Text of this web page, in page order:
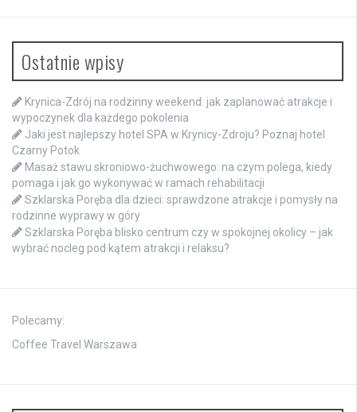
Ostatnie wpisy
Krynica-Zdrój na rodzinny weekend: jak zaplanować atrakcje i
wypoczynek dla każdego pokolenia
Jaki jest najlepszy hotel SPA w Krynicy-Zdroju? Poznaj hotel
Czarny Potok
Masaż stawu skroniowo-żuchwowego: na czym polega, kiedy
pomaga i jak go wykonywać w ramach rehabilitacji
Szklarska Poręba dla dzieci: sprawdzone atrakcje i pomysły na
rodzinne wyprawy w góry
Szklarska Poręba blisko centrum czy w spokojnej okolicy – jak
wybrać nocleg pod kątem atrakcji i relaksu?
Polecamy:
Coffee Travel Warszawa